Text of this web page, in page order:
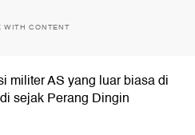
WITH CONTENT
militer AS yang luar biasa di
sejak Perang Dingin